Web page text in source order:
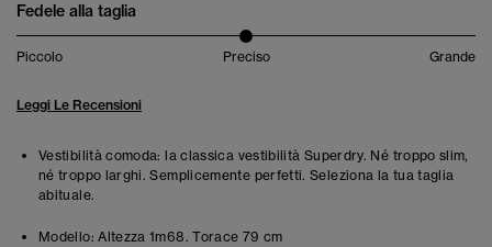
Fedele alla taglia
Piccolo Preciso Grande
Leggi Le Recensioni
Vestibilità comoda: la classica vestibilità Superdry. Né troppo slim,
né troppo larghi. Semplicemente perfetti. Seleziona la tua taglia
abituale.
Modello: Altezza 1m68. Torace 79 cm